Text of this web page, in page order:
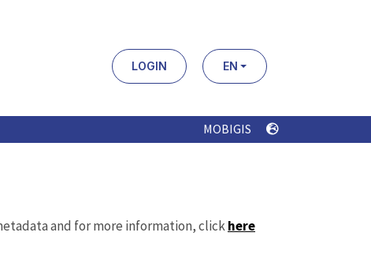
LOGIN EN
MOBIGIS
and for more information, clickhere